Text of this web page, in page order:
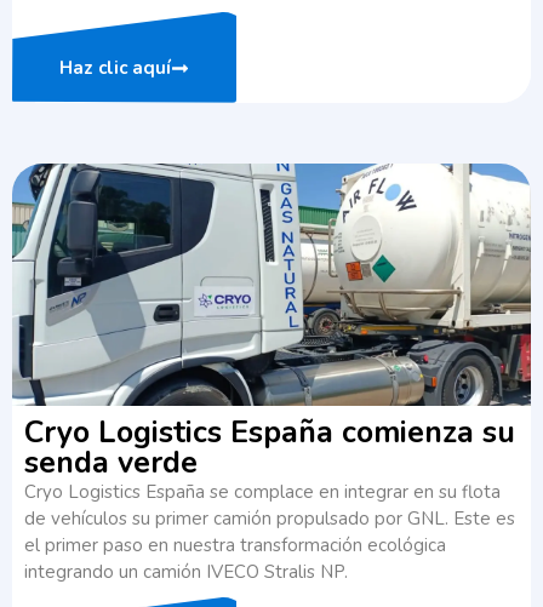
Haz clic aquí
Cryo Logistics España comienza su
senda verde​
Cryo Logistics España se complace en integrar en su flota
de vehículos su primer camión propulsado por GNL. Este es
el primer paso en nuestra transformación ecológica
integrando un camión IVECO Stralis NP.